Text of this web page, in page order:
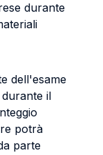
durante
dell'esame
il
potrà
parte